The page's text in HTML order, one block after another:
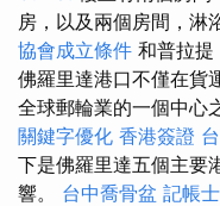
房，以及兩個房間，淋
協會成立條件 和普拉提
佛羅里達港口不僅在貨
全球郵輪業的一個中心
關鍵字優化 香港簽證
下是佛羅里達五個主要
響。 台中喬骨盆 記帳